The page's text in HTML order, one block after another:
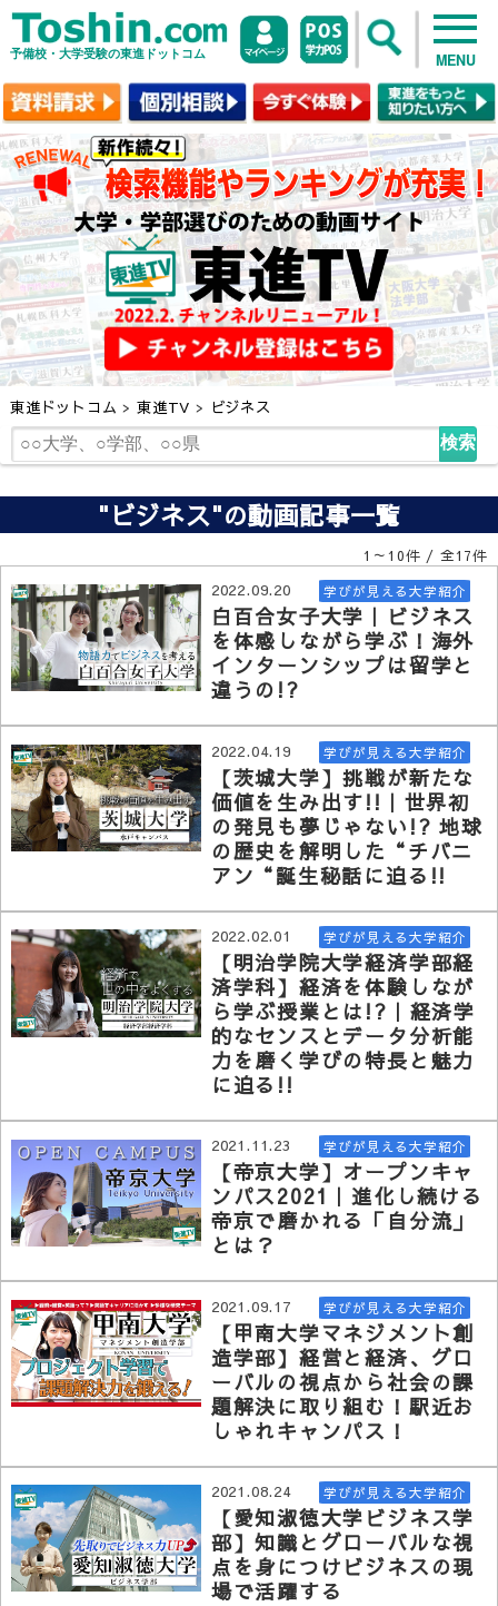
予備校・大学受験の東進ドットコム MENU
東進ドットコム > 東進TV > ビジネス
検索
"ビジネス"の動画記事一覧
1～10件 / 全17件
2022.09.20 学びが見える大学紹介
白百合女子大学｜ビジネス
を体感しながら学ぶ！海外
インターンシップは留学と
違うの!?
2022.04.19 学びが見える大学紹介
【茨城大学】挑戦が新たな
価値を生み出す!!｜世界初
の発見も夢じゃない!? 地球
の歴史を解明した“チバニ
アン“誕生秘話に迫る!!
2022.02.01 学びが見える大学紹介
【明治学院大学経済学部経
済学科】経済を体験しなが
ら学ぶ授業とは!?｜経済学
的なセンスとデータ分析能
力を磨く学びの特長と魅力
に迫る!!
2021.11.23 学びが見える大学紹介
【帝京大学】オープンキャ
ンパス2021｜進化し続ける
帝京で磨かれる「自分流」
とは？
2021.09.17 学びが見える大学紹介
【甲南大学マネジメント創
造学部】経営と経済、グロ
ーバルの視点から社会の課
題解決に取り組む！駅近お
しゃれキャンパス！
2021.08.24 学びが見える大学紹介
【愛知淑徳大学ビジネス学
部】知識とグローバルな視
点を身につけビジネスの現
場で活躍する